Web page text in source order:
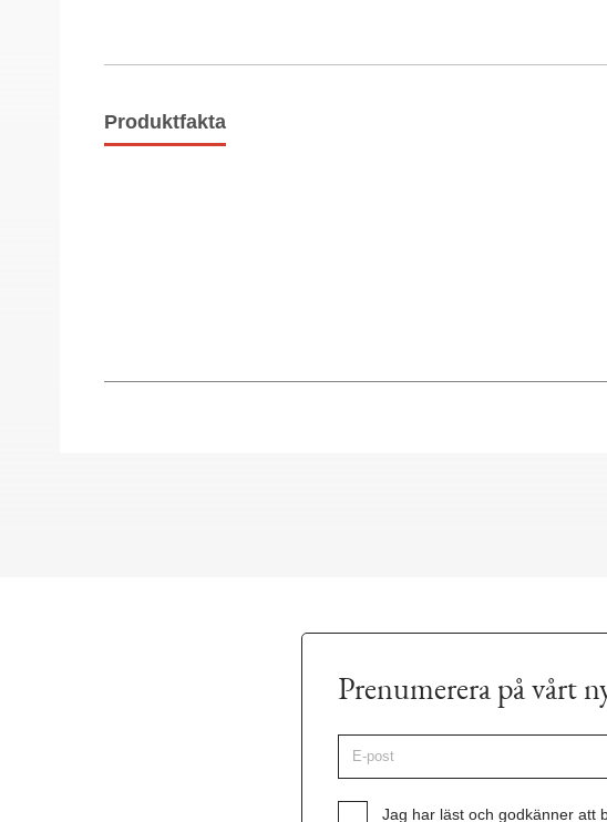
Produktfakta
Prenumerera på vårt
E-
post
*
Samtycke *
Jag har läst och godkänner att